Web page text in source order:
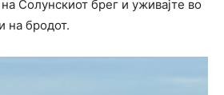
Солунскиот брег и уживајте во
на бродот.